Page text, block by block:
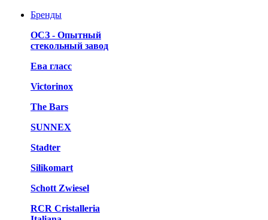
Бренды
ОСЗ - Опытный
стекольный завод
Ева гласс
Victorinox
The Bars
SUNNEX
Stadter
Silikomart
Schott Zwiesel
RCR Cristalleria